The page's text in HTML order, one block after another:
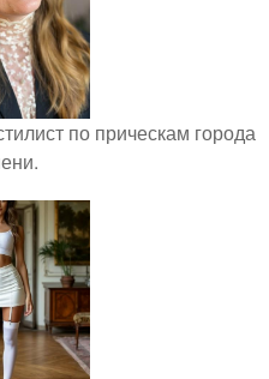
по прическам города